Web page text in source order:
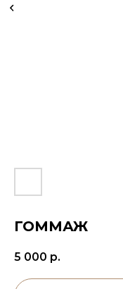
ГОММАЖ
5 000 р.